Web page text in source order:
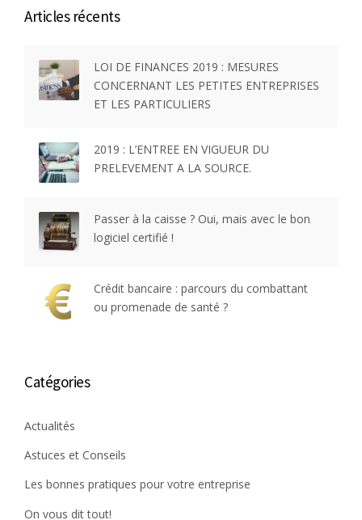
Articles récents
LOI DE FINANCES 2019 : MESURES
CONCERNANT LES PETITES ENTREPRISES
ET LES PARTICULIERS
2019 : L’ENTREE EN VIGUEUR DU
PRELEVEMENT A LA SOURCE.
Passer à la caisse ? Oui, mais avec le bon
logiciel certifié !
Crédit bancaire : parcours du combattant
ou promenade de santé ?
Catégories
Actualités
Astuces et Conseils
Les bonnes pratiques pour votre entreprise
On vous dit tout!